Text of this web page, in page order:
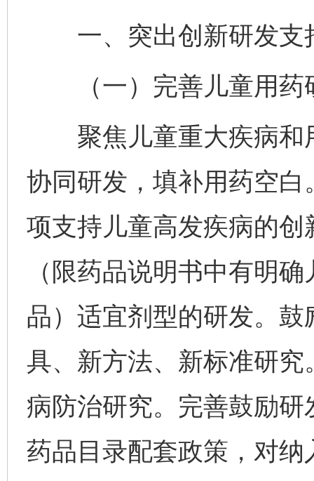
一、突出创新研发支
（一）完善儿童用药
聚焦儿童重大疾病和
协同研发，填补用药空
项支持儿童高发疾病的
（限药品说明书中有明
品）适宜剂型的研发。
具、新方法、新标准研
病防治研究。完善鼓励
药品目录配套政策，对